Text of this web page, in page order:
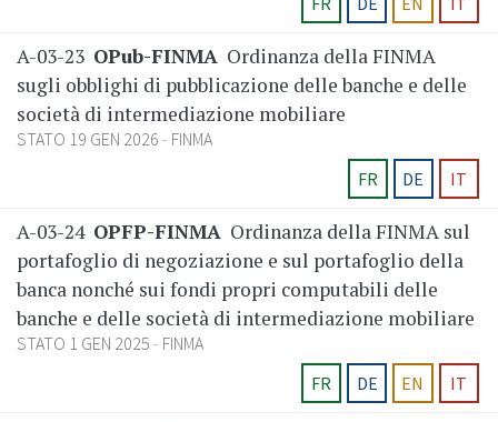
A-03-23 OPub-FINMA Ordinanza della FINMA
sugli obblighi di pubblicazione delle banche e delle
società di intermediazione mobiliare
STATO 19 GEN 2026
FINMA
FR
DE IT
A-03-24 OPFP-FINMA Ordinanza della FINMA sul
portafoglio di negoziazione e sul portafoglio della
banca nonché sui fondi propri computabili delle
banche e delle società di intermediazione mobiliare
STATO 1 GEN 2025
FINMA
FR
DE EN IT